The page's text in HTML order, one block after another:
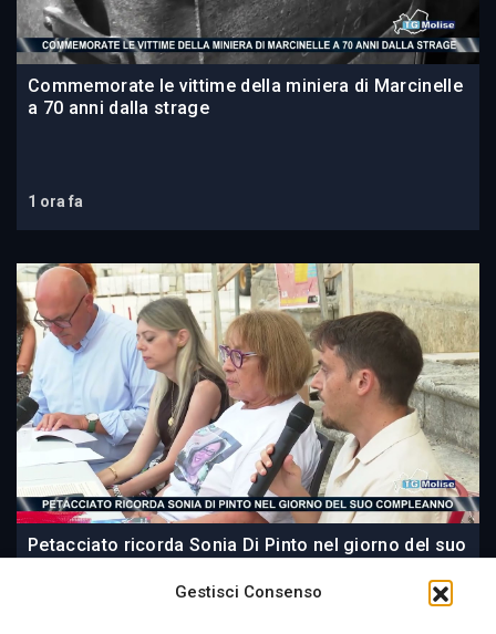
Gestisci Consenso
Commemorate le vittime della miniera di Marcinelle
a 70 anni dalla strage
1 ora fa
Petacciato ricorda Sonia Di Pinto nel giorno del suo